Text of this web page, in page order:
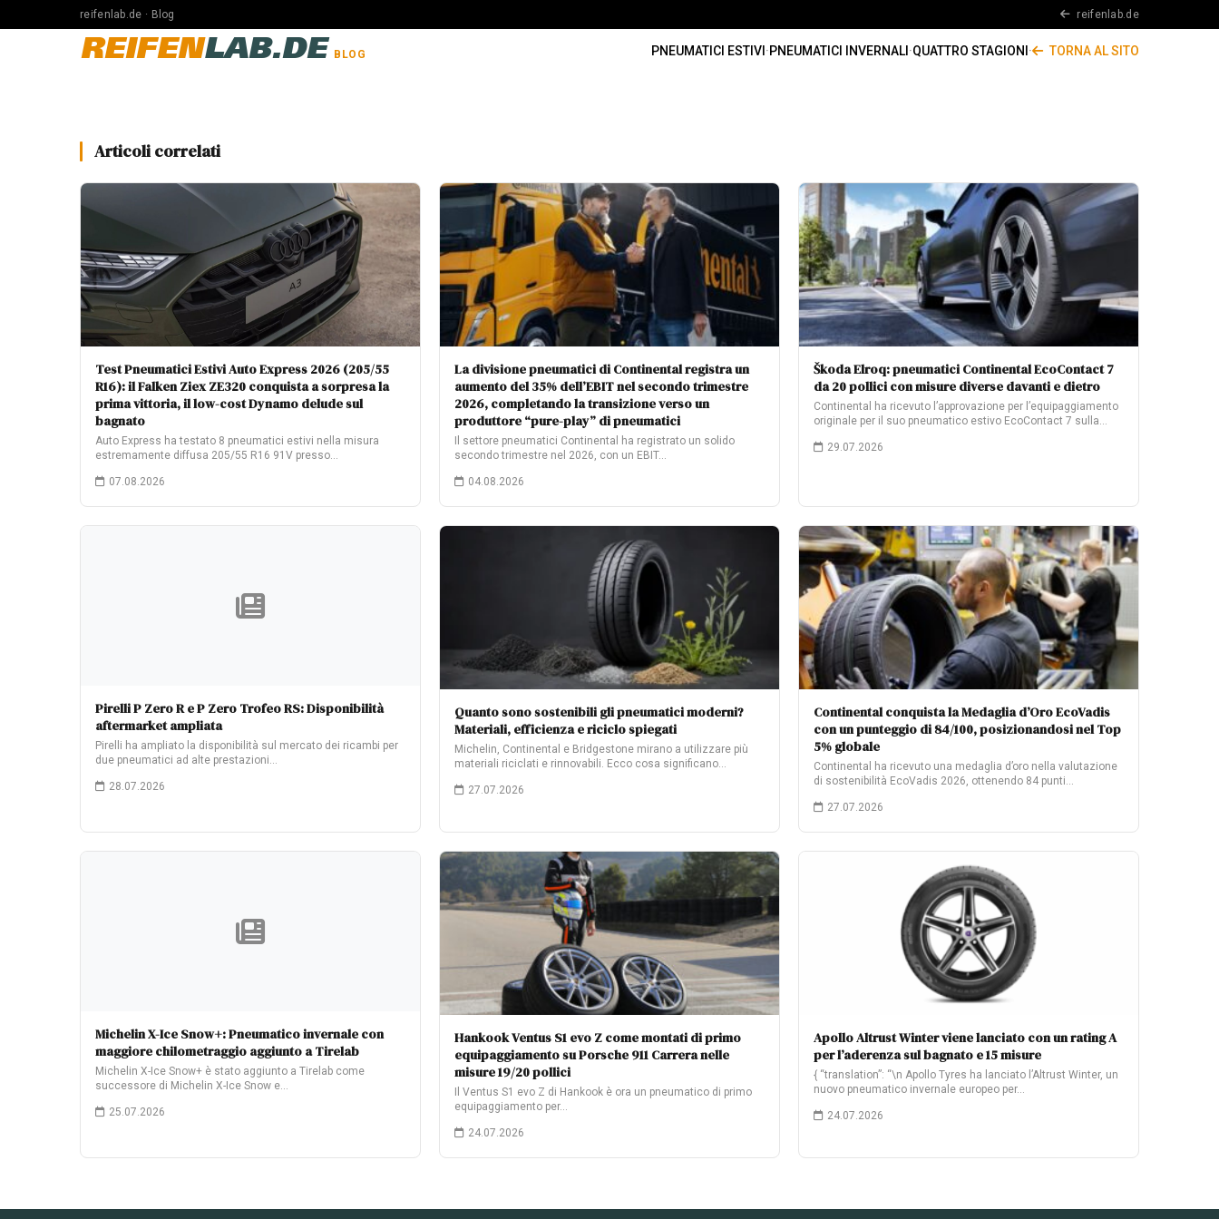
reifenlab.de · Blog reifenlab.de
REIFENLAB.DE BLOG PNEUMATICI ESTIVI ·PNEUMATICI INVERNALI ·QUATTRO STAGIONI · TORNA AL SITO
Articoli correlati
Test Pneumatici Estivi Auto Express 2026 (205/55
R16): il Falken Ziex ZE320 conquista a sorpresa la
prima vittoria, il low-cost Dynamo delude sul
bagnato
Auto Express ha testato 8 pneumatici estivi nella misura
estremamente diffusa 205/55 R16 91V presso…
07.08.2026
La divisione pneumatici di Continental registra un
aumento del 35% dell’EBIT nel secondo trimestre
2026, completando la transizione verso un
produttore “pure-play” di pneumatici
Il settore pneumatici Continental ha registrato un solido
secondo trimestre nel 2026, con un EBIT…
04.08.2026
Škoda Elroq: pneumatici Continental EcoContact 7
da 20 pollici con misure diverse davanti e dietro
Continental ha ricevuto l’approvazione per l’equipaggiamento
originale per il suo pneumatico estivo EcoContact 7 sulla…
29.07.2026
Pirelli P Zero R e P Zero Trofeo RS: Disponibilità
aftermarket ampliata
Pirelli ha ampliato la disponibilità sul mercato dei ricambi per
due pneumatici ad alte prestazioni…
28.07.2026
Quanto sono sostenibili gli pneumatici moderni?
Materiali, efficienza e riciclo spiegati
Michelin, Continental e Bridgestone mirano a utilizzare più
materiali riciclati e rinnovabili. Ecco cosa significano…
27.07.2026
Continental conquista la Medaglia d’Oro EcoVadis
con un punteggio di 84/100, posizionandosi nel Top
5% globale
Continental ha ricevuto una medaglia d’oro nella valutazione
di sostenibilità EcoVadis 2026, ottenendo 84 punti…
27.07.2026
Michelin X-Ice Snow+: Pneumatico invernale con
maggiore chilometraggio aggiunto a Tirelab
Michelin X-Ice Snow+ è stato aggiunto a Tirelab come
successore di Michelin X-Ice Snow e…
25.07.2026
Hankook Ventus S1 evo Z come montati di primo
equipaggiamento su Porsche 911 Carrera nelle
misure 19/20 pollici
Il Ventus S1 evo Z di Hankook è ora un pneumatico di primo
equipaggiamento per…
24.07.2026
Apollo Altrust Winter viene lanciato con un rating A
per l’aderenza sul bagnato e 15 misure
{ “translation”: “\n Apollo Tyres ha lanciato l’Altrust Winter, un
nuovo pneumatico invernale europeo per…
24.07.2026